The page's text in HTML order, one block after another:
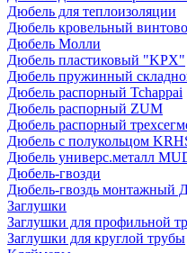
Дюбель для теплоизоляции
Дюбель кровельный
Дюбель Молли
Дюбель пластиковый "KPX"
Дюбель пружинный
Дюбель распорный Tchappai
Дюбель распорный ZUM
Дюбель распорный
Дюбель с полукольцом
Дюбель универс.металл
Дюбель-гвозди
Дюбель-гвоздь монтажный
Заглушки
Заглушки для профильной
Заглушки для круглой трубы